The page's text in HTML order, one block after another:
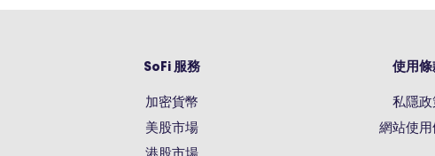
SoFi 服務
加密貨幣
美股市場
港股市場
使用條
私隱政
網站使用